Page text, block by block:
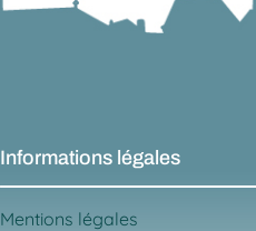
Informations légales
Mentions légales